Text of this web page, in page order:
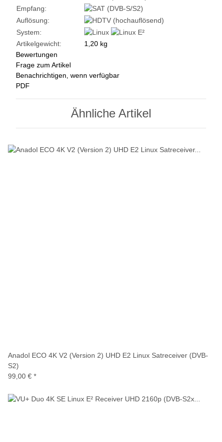
Empfang:
Auflösung:
System:
Artikelgewicht:
1,20 kg
Bewertungen
Frage zum Artikel
Benachrichtigen, wenn verfügbar
PDF
Ähnliche Artikel
Anadol ECO 4K V2 (Version 2) UHD E2 Linux Satreceiver (DVB-
S2)
99,00 € *